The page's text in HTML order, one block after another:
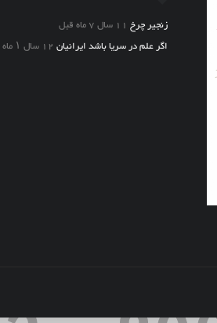
زنجیر چرخ 11 سال 7 ماه قبل
اگر علم در سریا باشد ایرانیان 12 سال ۱ ماه قبل